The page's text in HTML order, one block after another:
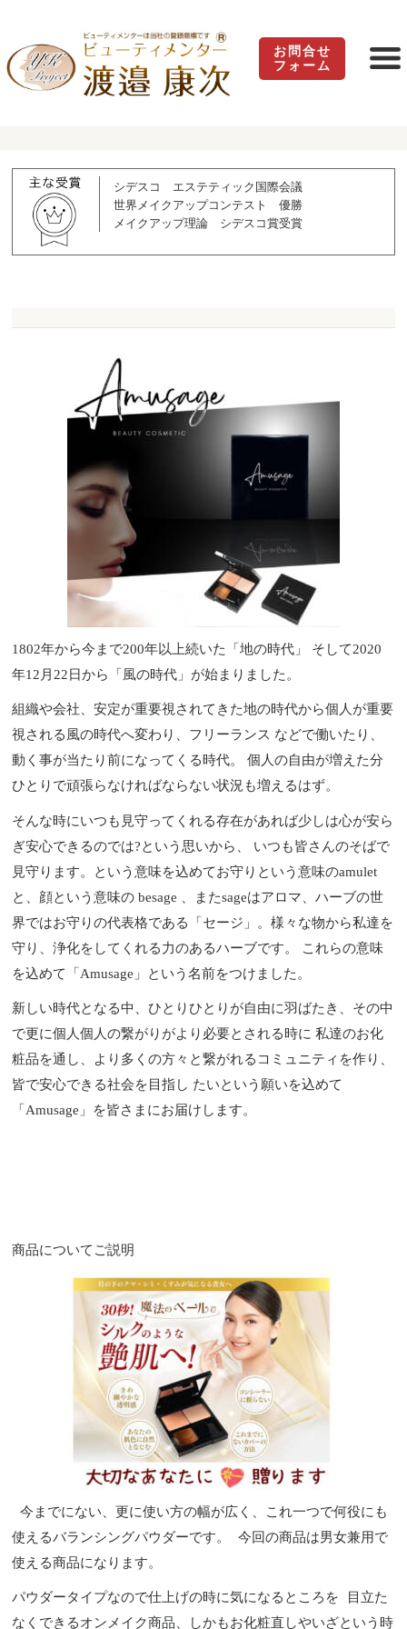
お問合せ
フォーム
シデスコ エステティック国際会議
世界メイクアップコンテスト 優勝
メイクアップ理論 シデスコ賞受賞
1802年から今まで200年以上続いた「地の時代」 そして2020
年12月22日から「風の時代」が始まりました。
組織や会社、安定が重要視されてきた地の時代から個人が重要
視される風の時代へ変わり、フリーランス などで働いたり、
動く事が当たり前になってくる時代。 個人の自由が増えた分
ひとりで頑張らなければならない状況も増えるはず。
そんな時にいつも見守ってくれる存在があれば少しは心が安ら
ぎ安心できるのでは?という思いから、 いつも皆さんのそばで
見守ります。という意味を込めてお守りという意味のamulet
と、顔という意味の besage 、またsageはアロマ、ハーブの世
界ではお守りの代表格である「セージ」。様々な物から私達を
守り、浄化をしてくれる力のあるハーブです。 これらの意味
を込めて「Amusage」という名前をつけました。
新しい時代となる中、ひとりひとりが自由に羽ばたき、その中
で更に個人個人の繋がりがより必要とされる時に 私達のお化
粧品を通し、より多くの方々と繋がれるコミュニティを作り、
皆で安心できる社会を目指し たいという願いを込めて
「Amusage」を皆さまにお届けします。
商品についてご説明
今までにない、更に使い方の幅が広く、これ一つで何役にも
使えるバランシングパウダーです。 今回の商品は男女兼用で
使える商品になります。
パウダータイプなので仕上げの時に気になるところを 目立た
なくできるオンメイク商品、しかもお化粧直しやいざという時